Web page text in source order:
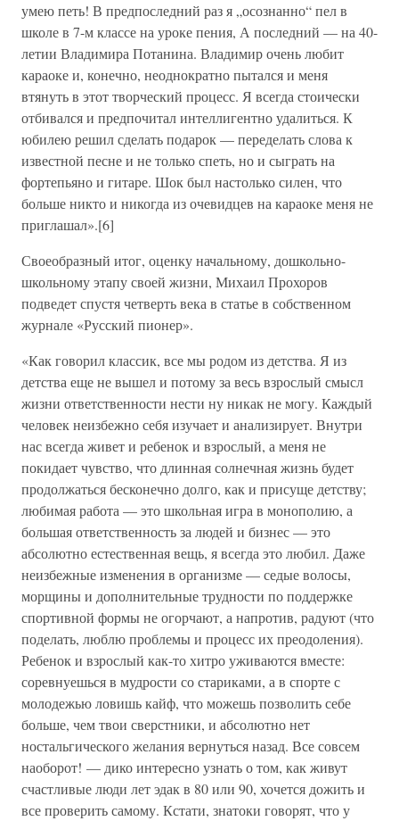
умею петь! В предпоследний раз я „осознанно“ пел в
школе в 7-м классе на уроке пения, А последний — на 40-
летии Владимира Потанина. Владимир очень любит
караоке и, конечно, неоднократно пытался и меня
втянуть в этот творческий процесс. Я всегда стоически
отбивался и предпочитал интеллигентно удалиться. К
юбилею решил сделать подарок — переделать слова к
известной песне и не только спеть, но и сыграть на
фортепьяно и гитаре. Шок был настолько силен, что
больше никто и никогда из очевидцев на караоке меня не
приглашал».[6]
Своеобразный итог, оценку начальному, дошкольно-
школьному этапу своей жизни, Михаил Прохоров
подведет спустя четверть века в статье в собственном
журнале «Русский пионер».
«Как говорил классик, все мы родом из детства. Я из
детства еще не вышел и потому за весь взрослый смысл
жизни ответственности нести ну никак не могу. Каждый
человек неизбежно себя изучает и анализирует. Внутри
нас всегда живет и ребенок и взрослый, а меня не
покидает чувство, что длинная солнечная жизнь будет
продолжаться бесконечно долго, как и присуще детству;
любимая работа — это школьная игра в монополию, а
большая ответственность за людей и бизнес — это
абсолютно естественная вещь, я всегда это любил. Даже
неизбежные изменения в организме — седые волосы,
морщины и дополнительные трудности по поддержке
спортивной формы не огорчают, а напротив, радуют (что
поделать, люблю проблемы и процесс их преодоления).
Ребенок и взрослый как-то хитро уживаются вместе:
соревнуешься в мудрости со стариками, а в спорте с
молодежью ловишь кайф, что можешь позволить себе
больше, чем твои сверстники, и абсолютно нет
ностальгического желания вернуться назад. Все совсем
наоборот! — дико интересно узнать о том, как живут
счастливые люди лет эдак в 80 или 90, хочется дожить и
все проверить самому. Кстати, знатоки говорят, что у